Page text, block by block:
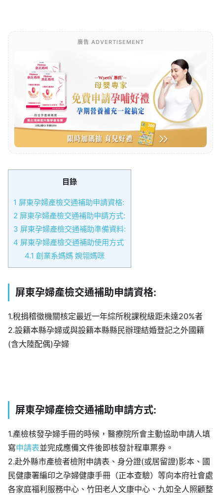
廣告 ADVERTISEMENT
目錄
1 屏東孕婦產檢交通補助申請資格:
2 屏東孕婦產檢交通補助申請方式:
3 屏東孕婦產檢交通補助準備資料:
4 屏東孕婦產檢交通補助使用方式
4.1 創業系媽媽 婉翎媽咪
屏東孕婦產檢交通補助申請資格:
1.稅捐稽徵機關核定最近一年綜所稅課稅級距未達20%者
2.設籍本縣孕婦或與設籍本縣縣民辦理結婚登記之外國籍
(含大陸配偶)孕婦
屏東孕婦產檢交通補助申請方式:
1.產檢核發孕婦手冊的時候，醫療院所會主動協助申請人填
寫申請表並完成應備文件後即核發計程車票券。
2.赴外縣市產檢者檢附申請表、身分證(或居留證)影本、國
民健康署編印之孕婦健康手冊（正本查驗）等向本府社會處
各家庭福利服務中心、竹田老人文康中心、九如全人照顧整